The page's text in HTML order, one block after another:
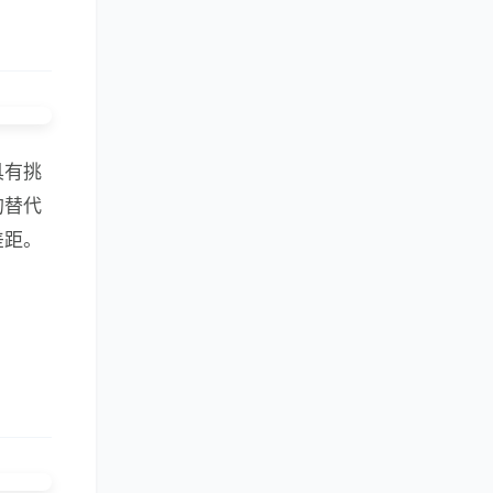
有挑
替代
。